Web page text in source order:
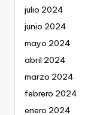
julio 2024
junio 2024
mayo 2024
abril 2024
marzo 2024
febrero 2024
enero 2024